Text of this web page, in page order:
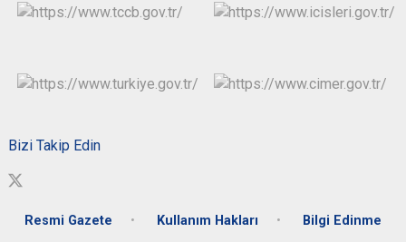
Bizi Takip Edin
Resmi Gazete Kullanım Hakları Bilgi Edinme